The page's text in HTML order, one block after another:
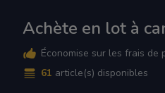
Achète en lot à
Économise sur les frais de
61 article(s) disponibles